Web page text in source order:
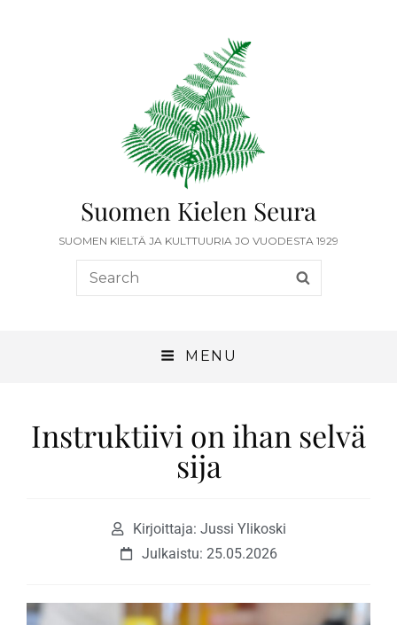
Suomen Kielen Seura
SUOMEN KIELTÄ JA KULTTUURIA JO VUODESTA 1929
MENU
Instruktiivi on ihan selvä
sija
Kirjoittaja: Jussi Ylikoski
Julkaistu: 25.05.2026